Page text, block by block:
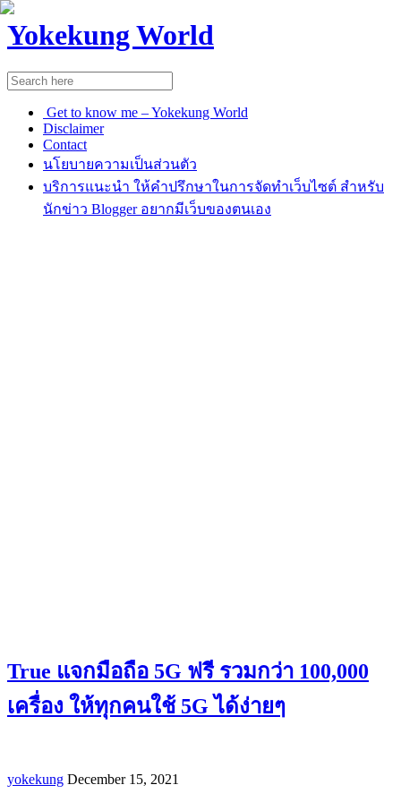
Yokekung World
Get to know me – Yokekung World
Disclaimer
Contact
นโยบายความเป็นส่วนตัว
บริการแนะนำ ให้คำปรึกษาในการจัดทำเว็บไซต์ สำหรับ
นักข่าว Blogger อยากมีเว็บของตนเอง
True แจกมือถือ 5G ฟรี รวมกว่า 100,000
เครื่อง ให้ทุกคนใช้ 5G ได้ง่ายๆ
yokekung December 15, 2021